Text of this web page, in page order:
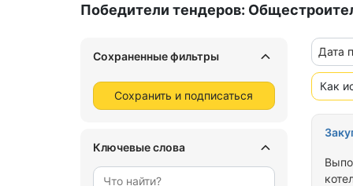
Победители тендеров:
Сохраненные фильтры
Сохранить и подписаться
Ключевые слова
Дата
Как